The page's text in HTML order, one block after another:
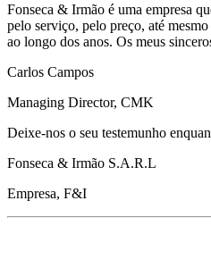
Fonseca & Irmão é uma empresa
pelo serviço, pelo preço, até
ao longo dos anos. Os meus
Carlos Campos
Managing Director, CMK
Deixe-nos o seu testemunho
Fonseca & Irmão S.A.R.L
Empresa, F&I